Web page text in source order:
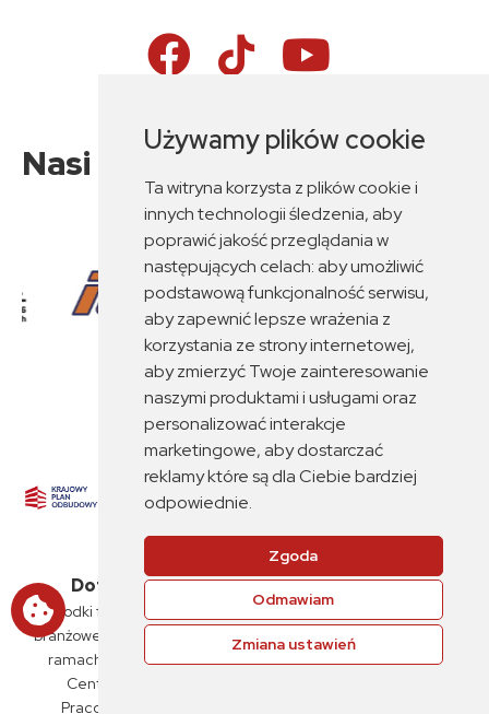
Używamy plików cookie
Ta witryna korzysta z plików cookie i
innych technologii śledzenia, aby
poprawić jakość przeglądania w
następujących celach:aby umożliwić
podstawową funkcjonalność serwisu,
aby zapewnić lepsze wrażenia z
korzystania ze strony internetowej,
aby zmierzyć Twoje zainteresowanie
naszymi produktami i usługami oraz
personalizować interakcje
marketingowe,aby dostarczać
reklamy które są dla Ciebie bardziej
odpowiednie.
Zgoda
Odmawiam
Zmiana ustawień
Nasi partnerzy
Dofinansowanie w wysokości 13,5 mln zł
Środki finansowe związane z prowadzeniem działalności
branżowego centrum umiejętności zostały zabezpieczone w
ramach umowy o objęcie przedsięwzięcia pn. „Branżowe
Centrum Umiejętności „PKP Intercity” S.A., Związku
Pracodawców Kolejowych oraz ZSP nr 6 w Siedlcach"